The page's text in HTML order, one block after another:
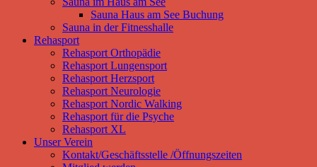
Sauna Haus am See Buchung
Sauna in der Fitnesshalle
Rehasport
Rehasport Orthopädie
Rehasport Lungensport
Rehasport Herzsport
Rehasport Neurologie
Rehasport Nordic Walking
Rehasport für die Psyche
Rehasport XL
Unser Verein
Kontakt/Geschäftsstelle /Öffnungszeiten